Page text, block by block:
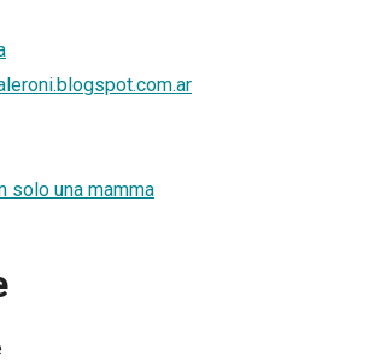
solo una mamma